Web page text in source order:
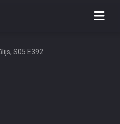
granulu cenas –
S05 E392